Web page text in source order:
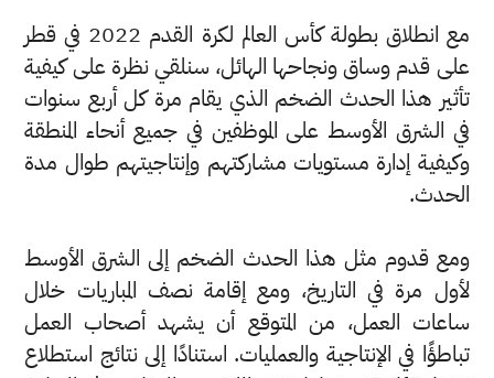
مع انطلاق بطولة كأس العالم لكرة القدم 2022 في قطر
على قدم وساق ونجاحها الهائل، سنلقي نظرة على كيفية
تأثير هذا الحدث الضخم الذي يقام مرة كل أربع سنوات
في الشرق الأوسط على الموظفين في جميع أنحاء المنطقة
وكيفية إدارة مستويات مشاركتهم وإنتاجيتهم طوال مدة
الحدث.
ومع قدوم مثل هذا الحدث الضخم إلى الشرق الأوسط
لأول مرة في التاريخ، ومع إقامة نصف المباريات خلال
ساعات العمل، من المتوقع أن يشهد أصحاب العمل
تباطؤًا في الإنتاجية والعمليات. استنادًا إلى نتائج استطلاع